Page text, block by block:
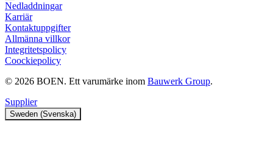
Nedladdningar
Karriär
Kontaktuppgifter
Allmänna villkor
Integritetspolicy
Coockiepolicy
© 2026 BOEN. Ett varumärke inom Bauwerk Group.
Supplier
Sweden (Svenska)